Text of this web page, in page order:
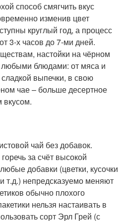
способ смягчить вкус
изменив цвет
круглый год, а процесс
3-х часов до 7-ми дней.
настойки на чёрном
любыми блюдами: от мяса и
выпечки, в свою
чае – больше десертное
вкусом.
чай без добавок.
за счёт высокой
добавки (цветки, кусочки
т.д.) непредсказуемо меняют
обычно плохого
нельзя настаивать в
сорт Эрл Грей (с